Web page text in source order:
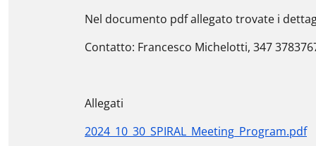
Nel documento pdf allegato trovate i
Contatto: Francesco Michelotti, 347
Allegati
2024_10_30_SPIRAL_Meeting_Program.pdf